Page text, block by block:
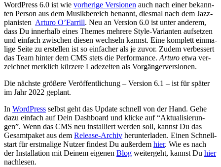
Word­Press 6.0 ist wie vor­he­ri­ge Ver­sio­nen auch nach einer bekann­
ten Per­son aus dem Musik­be­reich benannt, dies­mal nach dem Jazz­
pia­nis­ten Arturo O’Far­rill. Neu an Ver­si­on 6.0 ist unter ande­rem,
dass Du inner­halb eines The­mes meh­re­re Style-Vari­an­ten auf­set­zen
und ein­fach zwi­schen die­sen wech­seln kannst. Eine kom­plett ein­ma­
li­ge Sei­te zu erstel­len ist so ein­fa­cher als je zuvor. Zudem ver­bes­sert
das Team hin­ter dem CMS stets die Per­for­mance.Arturo etwa ver­
zeich­net merk­lich kür­ze­re Lade­zei­ten als Vor­gän­ger­ver­sio­nen.
Die nächs­te grö­ße­re Ver­öf­fent­li­chung – Ver­si­on 6.1 – ist für spä­ter
im Jahr 2022 geplant.
In Word­Press selbst geht das Update schnell von der Hand. Gehe
dazu ein­fach auf Dein Dash­board und kli­cke auf “Aktua­li­sie­run­
gen”. Wenn das CMS neu instal­liert wer­den soll, kannst Du das
Gesamt­pa­ket aus dem Release-Archiv her­un­ter­la­den. Einen Schnell­
start für erst­ma­li­ge Nut­zer fin­dest Du außer­dem hier. Wie es nach
der Instal­la­ti­on mit Dei­nem eige­nen Blog wei­ter­geht, kannst Du hier
nach­le­sen.